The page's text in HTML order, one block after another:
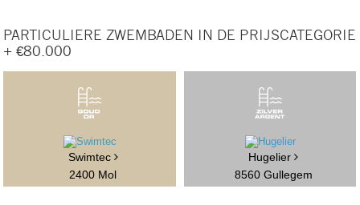
PARTICULIERE ZWEMBADEN IN DE PRIJSCATEGORIE
+ €80.000
Swimtec
2400 Mol
Hugelier
8560 Gullegem